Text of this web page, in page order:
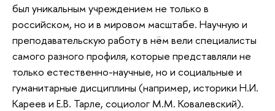
был уникальным учреждением не только в
российском, но и в мировом масштабе. Научную и
преподавательскую работу в нём вели специалисты
самого разного профиля, которые представляли не
только естественно-научные, но и социальные и
гуманитарные дисциплины (например, историки Н.И.
Кареев и Е.В. Тарле, социолог М.М. Ковалевский).